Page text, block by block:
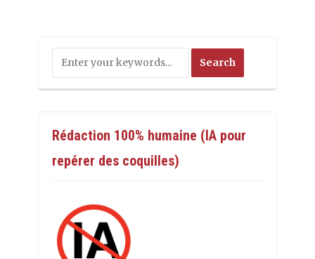
Rédaction 100% humaine (IA pour
repérer des coquilles)